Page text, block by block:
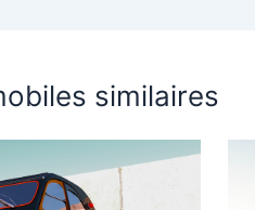
similaires